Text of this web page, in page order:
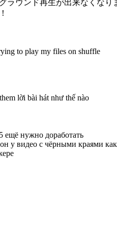
to play my files on shuffle
lời bài hát như thế nào
ещё нужно доработать
у видео с чёрными краями как